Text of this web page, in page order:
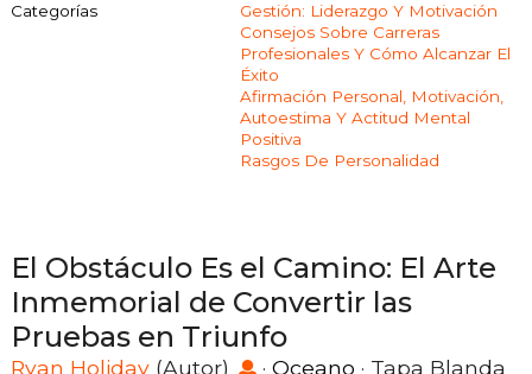
Categorías
Gestión: Liderazgo Y Motivación
Consejos Sobre Carreras
Profesionales Y Cómo Alcanzar El
Éxito
Afirmación Personal, Motivación,
Autoestima Y Actitud Mental
Positiva
Rasgos De Personalidad
El Obstáculo Es el Camino: El Arte
Inmemorial de Convertir las
Pruebas en Triunfo
Ryan Holiday (Autor) · Oceano · Tapa Blanda